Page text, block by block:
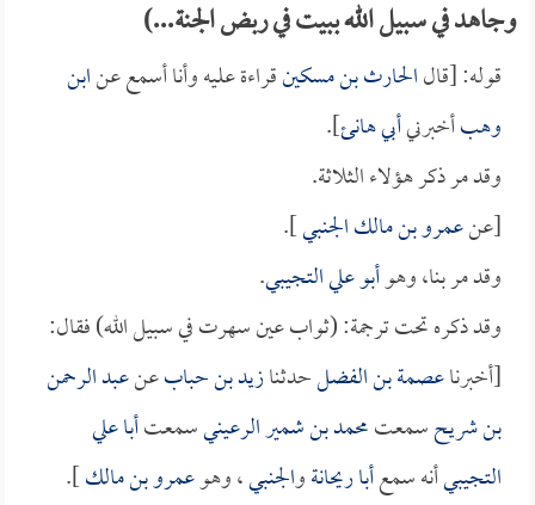
وجاهد في سبيل الله ببيت في ربض الجنة...)
قوله: [قالالحارث بن مسكينقراءة عليه وأنا أسمع عنابن
وهبأخبرنيأبي هانئ].
وقد مر ذكر هؤلاء الثلاثة.
[عنعمرو بن مالك الجنبي].
وقد مر بنا، وهوأبو علي التجيبي.
وقد ذكره تحت ترجمة: (ثواب عين سهرت في سبيل الله) فقال:
[أخبرناعصمة بن الفضلحدثنازيد بن حبابعنعبد الرحمن
بن شريحسمعتمحمد بن شمير الرعينيسمعتأبا علي
التجيبيأنه سمعأبا ريحانةوالجنبي، وهوعمرو بن مالك].